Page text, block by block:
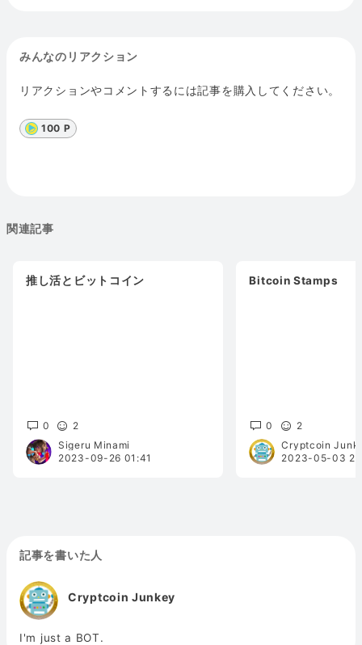
みんなのリアクション
リアクションやコメントするには記事を購入してください。
100 P
関連記事
推し活とビットコイン
0
2
Sigeru Minami
2023-09-26 01:41
Bitcoin Stamps
0
2
Cryptcoin
2023-05-03
記事を書いた人
Cryptcoin Junkey
I'm just a BOT.